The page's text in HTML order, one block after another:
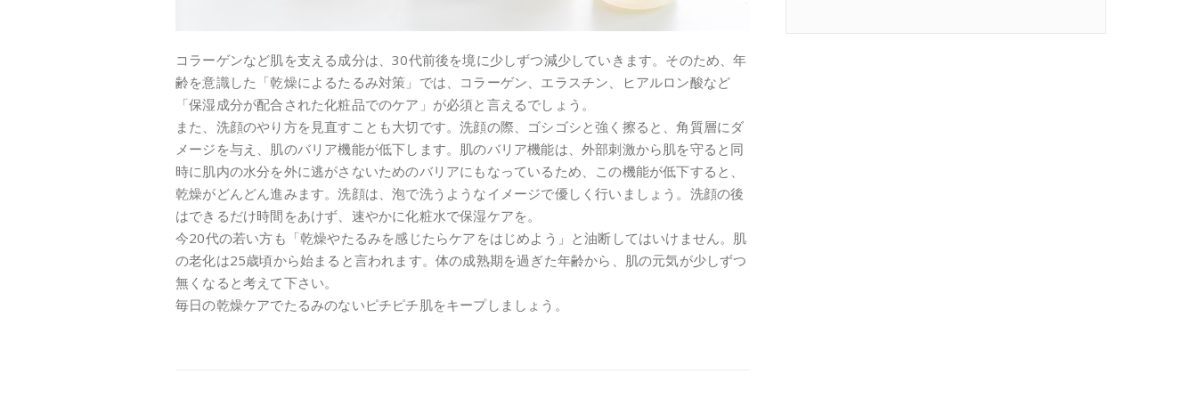
コラーゲンなど肌を支える成分は、30代前後を境に少しずつ減少していきます。そのため、年
齢を意識した「乾燥によるたるみ対策」では、コラーゲン、エラスチン、ヒアルロン酸など
「保湿成分が配合された化粧品でのケア」が必須と言えるでしょう。
また、洗顔のやり方を見直すことも大切です。洗顔の際、ゴシゴシと強く擦ると、角質層にダ
メージを与え、肌のバリア機能が低下します。肌のバリア機能は、外部刺激から肌を守ると同
時に肌内の水分を外に逃がさないためのバリアにもなっているため、この機能が低下すると、
乾燥がどんどん進みます。洗顔は、泡で洗うようなイメージで優しく行いましょう。洗顔の後
はできるだけ時間をあけず、速やかに化粧水で保湿ケアを。
今20代の若い方も「乾燥やたるみを感じたらケアをはじめよう」と油断してはいけません。肌
の老化は25歳頃から始まると言われます。体の成熟期を過ぎた年齢から、肌の元気が少しずつ
無くなると考えて下さい。
毎日の乾燥ケアでたるみのないピチピチ肌をキープしましょう。